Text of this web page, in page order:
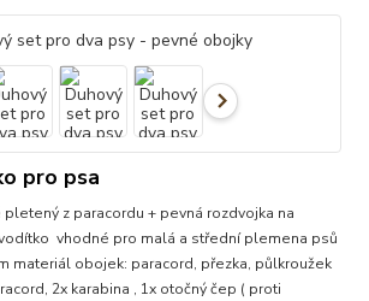
pro psa
z paracordu + pevná rozdvojka na
vhodné pro malá a střední plemena psů
materiál obojek: paracord, přezka, půlkroužek
2x karabina , 1x otočný čep ( proti